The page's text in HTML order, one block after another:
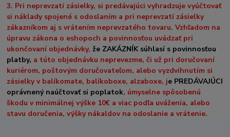
3. Pri neprevzatí zásielky, si predávajúci vyhradzuje vyúčtovať
si náklady spojené s odoslaním a pri neprevzatí zásielky
zákazníkom aj s vrátením neprevzatého tovaru. Vzhľadom na
úpravu zákona o eshopoch a povinnosťou uvádzať pri
ukončovaní objednávky,že ZAKÁZNÍK súhlasí s povinnosťou
platby, a túto objednávku neprevezme, či už pri doručovaní
kuriérom, poštovým doručovateľom, alebo vyzdvihnutím si
zásielky v balíkomate, balíkoboxe, alzaboxe, je PREDÁVAJÚCI
oprávnený naúčtovať si poplatok, úmyselne spôsobenú
škodu v minimálnej výške 10€ a viac podľa uváženia, alebo
stavu doručenia, výšky nákaldov na odoslanie a vrátenie.